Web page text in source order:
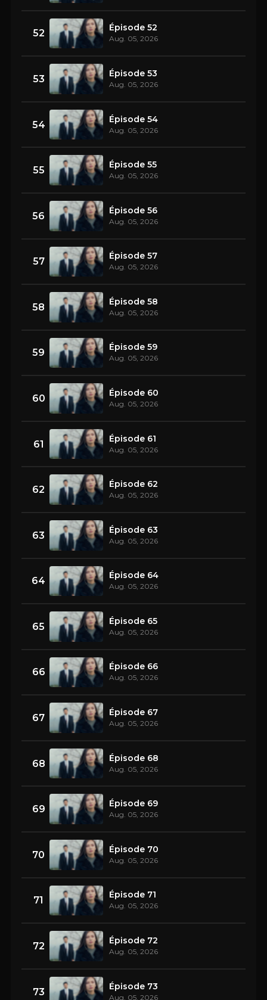
52 Épisode 52
Aug. 05, 2026
53 Épisode 53
Aug. 05, 2026
54 Épisode 54
Aug. 05, 2026
55 Épisode 55
Aug. 05, 2026
56 Épisode 56
Aug. 05, 2026
57 Épisode 57
Aug. 05, 2026
58 Épisode 58
Aug. 05, 2026
59 Épisode 59
Aug. 05, 2026
60 Épisode 60
Aug. 05, 2026
61 Épisode 61
Aug. 05, 2026
62 Épisode 62
Aug. 05, 2026
63 Épisode 63
Aug. 05, 2026
64 Épisode 64
Aug. 05, 2026
65 Épisode 65
Aug. 05, 2026
66 Épisode 66
Aug. 05, 2026
67 Épisode 67
Aug. 05, 2026
68 Épisode 68
Aug. 05, 2026
69 Épisode 69
Aug. 05, 2026
70 Épisode 70
Aug. 05, 2026
71 Épisode 71
Aug. 05, 2026
72 Épisode 72
Aug. 05, 2026
73 Épisode 73
Aug. 05, 2026